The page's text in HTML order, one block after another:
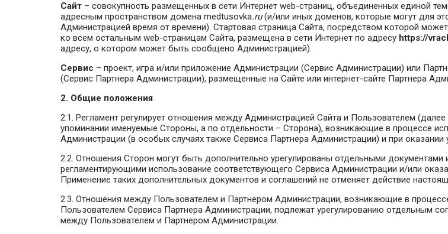
Сайт – совокупность размещенных в сети Интернет web-страниц, объединенных единой
адресным пространством домена medtusovka.ru(и/или иных доменов, которые могут для
Администрацией время от времени). Стартовая страница Сайта, посредством которой
ко всем остальным web-страницам Сайта, размещена в сети Интернет по адресу https://
адресу, о котором может быть сообщено Администрацией).
Сервис – проект, игра и/или приложение Администрации (Сервис Администрации) или
(Сервис Партнера Администрации), размещенные на Сайте или интернет-сайте Партнера
2. Общие положения
2.1. Регламент регулирует отношения между Администрацией Сайта и Пользователем
упоминании именуемые Стороны, а по отдельности – Сторона), возникающие в процессе
Администрации (в особых случаях также Сервиса Партнера Администрации) и при оказании
2.2. Отношения Сторон могут быть дополнительно урегулированы отдельными документами
регламентирующими использование соответствующего Сервиса Администрации и/или
Применение таких дополнительных документов и соглашений не отменяет действие
2.3. Отношения между Пользователем и Партнером Администрации, возникающие в
Пользователем Сервиса Партнера Администрации, подлежат урегулированию отдельным
между Пользователем и Партнером Администрации.